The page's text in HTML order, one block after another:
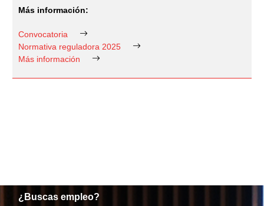
Convocatoria
Normativa reguladora 2025
Más información
¿Buscas empleo?